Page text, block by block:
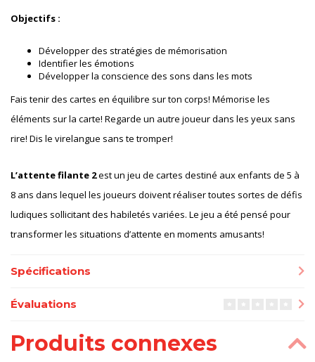
Objectifs :
Développer des stratégies de mémorisation
Identifier les émotions
Développer la conscience des sons dans les mots
Fais tenir des cartes en équilibre sur ton corps! Mémorise les
éléments sur la carte! Regarde un autre joueur dans les yeux sans
rire! Dis le virelangue sans te tromper!
L’attente filante 2est un jeu de cartes destiné aux enfants de 5 à
8 ans dans lequel les joueurs doivent réaliser toutes sortes de défis
ludiques sollicitant des habiletés variées. Le jeu a été pensé pour
transformer les situations d’attente en moments amusants!
Spécifications
Évaluations
Produits connexes